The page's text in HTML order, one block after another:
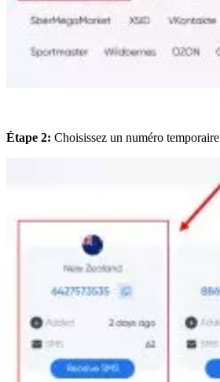
Étape 2: Choisissez un numéro temporaire